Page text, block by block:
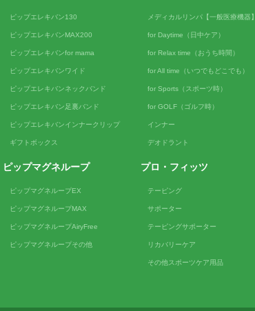
ピップエレキバン130
ピップエレキバンMAX200
ピップエレキバンfor mama
ピップエレキバンワイド
ピップエレキバンネックバンド
ピップエレキバン足裏バンド
ピップエレキバンインナークリップ
ギフトボックス
ピップマグネループ
ピップマグネループEX
ピップマグネループMAX
ピップマグネループAiryFree
ピップマグネループその他
メディカルリンパ【一般医療機器】
for Daytime（日中ケア）
for Relax time（おうち時間）
for All time（いつでもどこでも）
for Sports（スポーツ時）
for GOLF（ゴルフ時）
インナー
デオドラント
プロ・フィッツ
テーピング
サポーター
テーピングサポーター
リカバリーケア
その他スポーツケア用品